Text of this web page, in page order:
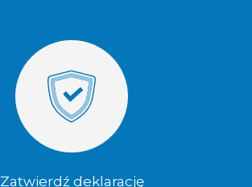
Zatwierdź deklarację